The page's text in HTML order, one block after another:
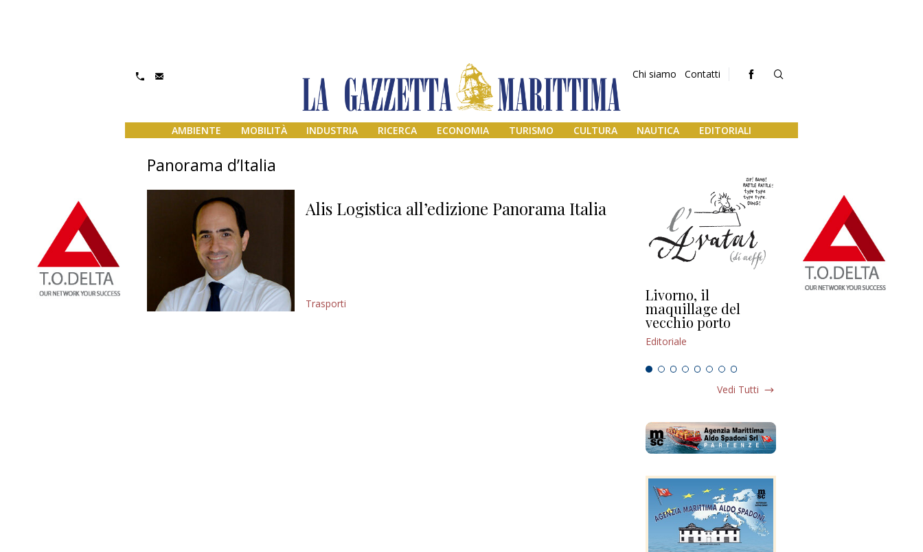
Chi siamo Contatti
AMBIENTE MOBILITÀ INDUSTRIA RICERCA ECONOMIA TURISMO CULTURA NAUTICA EDITORIALI
Panorama d’Italia
Alis Logistica all’edizione Panorama Italia
Trasporti Livorno, il
maquillage del
vecchio porto
Editoriale
L’uscita di scena di
Vedi Tutti